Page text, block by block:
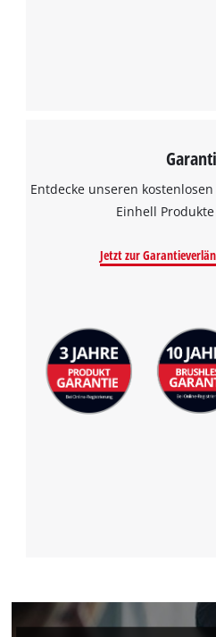
Entdecke unseren
Einhell
Jetzt zur